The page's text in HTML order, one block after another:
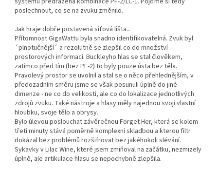
poslechnout, co se na zvuku změnilo.
Jak hraje dobře postavená síťová lišta...
Přítomnost GigaWattu byla snadno identifikovatelná. Zvuk byl
´plnotučnější´ a rezolutně se zlepšil co do množství
prostorových informací. Buckleyho hlas se stal člověkem,
zatímco před tím (bez PF-2) to byly pouze ústa bez těla.
Pravolevý prostor se uvolnil a stal se o něco přehlednějším, v
předozadním směru jsme se však posunuli úplně do jiné
dimenze - ne co do velikosti, ale co do lokalizace jednotlivých
zdrojů zvuku. Také nástroje a hlasy měly najednou svoji vlastní
hloubku, svoje tělo a obrysy.
Bylo úlevou poslouchat závěrečnou Forget Her, která se kolem
třetí minuty stává poměrně komplexní skladbou a kterou filtr
dokázal bez problémů rozšifrovat bez jakéhokoli slévání.
Sykavky v Lilac Wine, které jsem zmiňoval na začátku, nezmizely
úplně, ale artikulace hlasu se nepochybně zlepšila.